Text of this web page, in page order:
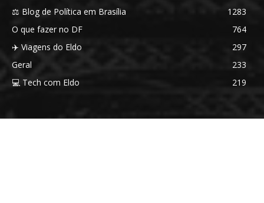
⚖️ Blog de Política em Brasília
1283
O que fazer no DF
764
✈️ Viagens do Eldo
297
Geral
233
💻 Tech com Eldo
219